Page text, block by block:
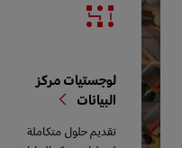
لوجستيات مركز
البيانات
تقديم حلول متكاملة